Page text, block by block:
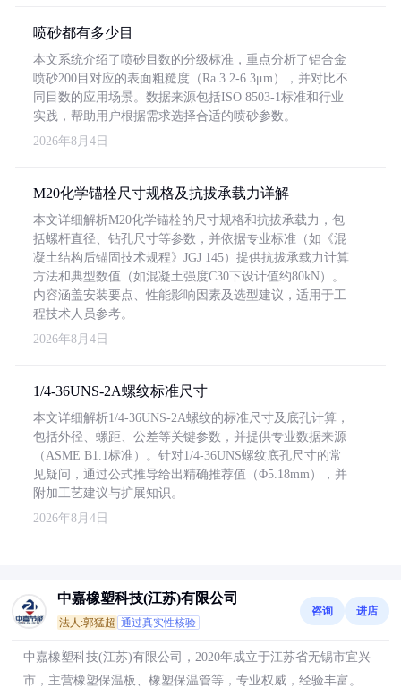
喷砂都有多少目
本文系统介绍了喷砂目数的分级标准，重点分析了铝合金
喷砂200目对应的表面粗糙度（Ra 3.2-6.3μm），并对比不
同目数的应用场景。数据来源包括ISO 8503-1标准和行业
实践，帮助用户根据需求选择合适的喷砂参数。
2026年8月4日
M20化学锚栓尺寸规格及抗拔承载力详解
本文详细解析M20化学锚栓的尺寸规格和抗拔承载力，包
括螺杆直径、钻孔尺寸等参数，并依据专业标准（如《混
凝土结构后锚固技术规程》JGJ 145）提供抗拔承载力计算
方法和典型数值（如混凝土强度C30下设计值约80kN）。
内容涵盖安装要点、性能影响因素及选型建议，适用于工
程技术人员参考。
2026年8月4日
1/4-36UNS-2A螺纹标准尺寸
本文详细解析1/4-36UNS-2A螺纹的标准尺寸及底孔计算，
包括外径、螺距、公差等关键参数，并提供专业数据来源
（ASME B1.1标准）。针对1/4-36UNS螺纹底孔尺寸的常
见疑问，通过公式推导给出精确推荐值（Φ5.18mm），并
附加工艺建议与扩展知识。
2026年8月4日
中嘉橡塑科技(江苏)有限公司
法人:郭猛超 通过真实性核验
咨询 进店
中嘉橡塑科技(江苏)有限公司，2020年成立于江苏省无锡市宜兴
市，主营橡塑保温板、橡塑保温管等，专业权威，经验丰富。